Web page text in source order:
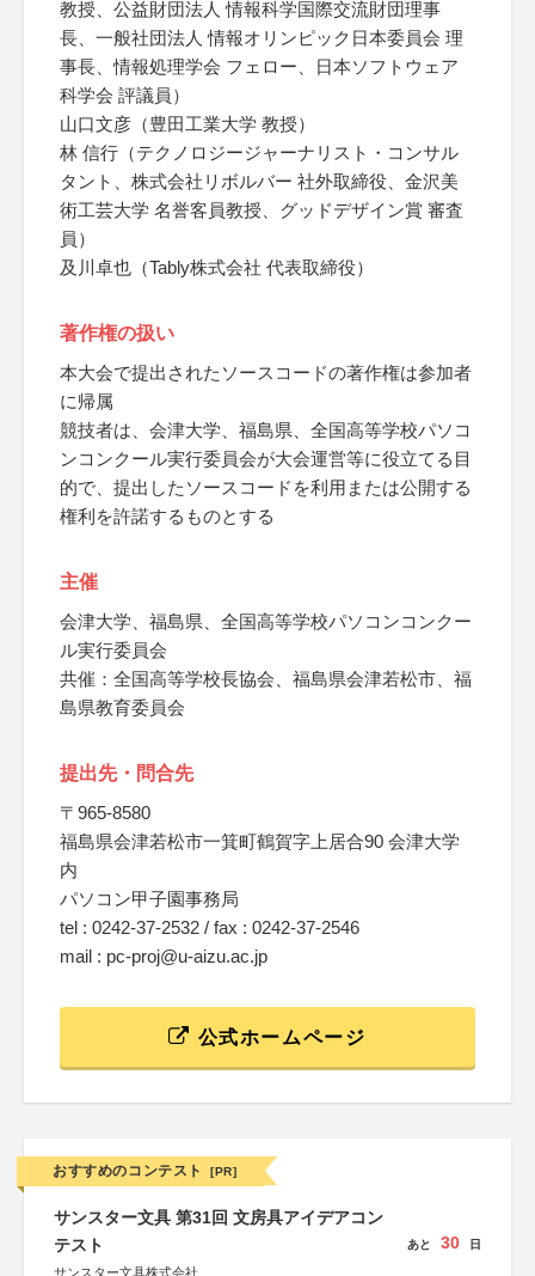
教授、公益財団法人 情報科学国際交流財団理事
長、一般社団法人 情報オリンピック日本委員会 理
事長、情報処理学会 フェロー、日本ソフトウェア
科学会 評議員）
山口文彦（豊田工業大学 教授）
林 信行（テクノロジージャーナリスト・コンサル
タント、株式会社リボルバー 社外取締役、金沢美
術工芸大学 名誉客員教授、グッドデザイン賞 審査
員）
及川卓也（Tably株式会社 代表取締役）
著作権の扱い
本大会で提出されたソースコードの著作権は参加者
に帰属
競技者は、会津大学、福島県、全国高等学校パソコ
ンコンクール実行委員会が大会運営等に役立てる目
的で、提出したソースコードを利用または公開する
権利を許諾するものとする
主催
会津大学、福島県、全国高等学校パソコンコンクー
ル実行委員会
共催：全国高等学校長協会、福島県会津若松市、福
島県教育委員会
提出先・問合先
〒965-8580
福島県会津若松市一箕町鶴賀字上居合90 会津大学
内
パソコン甲子園事務局
tel : 0242-37-2532 / fax : 0242-37-2546
mail : pc-proj@u-aizu.ac.jp
公式ホームページ
おすすめのコンテスト [PR]
サンスター文具 第31回 文房具アイデアコン
テスト
サンスター文具株式会社
あと 30 日